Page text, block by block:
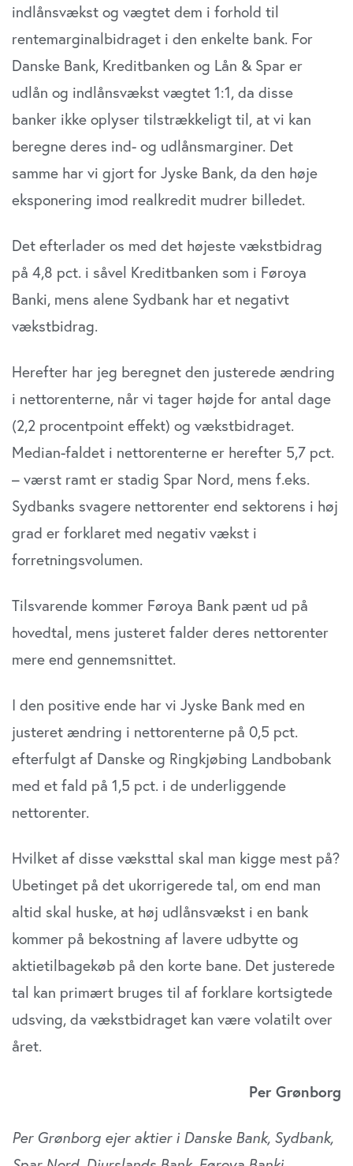
indlånsvækst og vægtet dem i forhold til
rentemarginalbidraget i den enkelte bank. For
Danske Bank, Kreditbanken og Lån & Spar er
udlån og indlånsvækst vægtet 1:1, da disse
banker ikke oplyser tilstrækkeligt til, at vi kan
beregne deres ind- og udlånsmarginer. Det
samme har vi gjort for Jyske Bank, da den høje
eksponering imod realkredit mudrer billedet.
Det efterlader os med det højeste vækstbidrag
på 4,8 pct. i såvel Kreditbanken som i Føroya
Banki, mens alene Sydbank har et negativt
vækstbidrag.
Herefter har jeg beregnet den justerede ændring
i nettorenterne, når vi tager højde for antal dage
(2,2 procentpoint effekt) og vækstbidraget.
Median-faldet i nettorenterne er herefter 5,7 pct.
– værst ramt er stadig Spar Nord, mens f.eks.
Sydbanks svagere nettorenter end sektorens i høj
grad er forklaret med negativ vækst i
forretningsvolumen.
Tilsvarende kommer Føroya Bank pænt ud på
hovedtal, mens justeret falder deres nettorenter
mere end gennemsnittet.
I den positive ende har vi Jyske Bank med en
justeret ændring i nettorenterne på 0,5 pct.
efterfulgt af Danske og Ringkjøbing Landbobank
med et fald på 1,5 pct. i de underliggende
nettorenter.
Hvilket af disse væksttal skal man kigge mest på?
Ubetinget på det ukorrigerede tal, om end man
altid skal huske, at høj udlånsvækst i en bank
kommer på bekostning af lavere udbytte og
aktietilbagekøb på den korte bane. Det justerede
tal kan primært bruges til af forklare kortsigtede
udsving, da vækstbidraget kan være volatilt over
året.
Per Grønborg
Per Grønborg ejer aktier i Danske Bank, Sydbank,